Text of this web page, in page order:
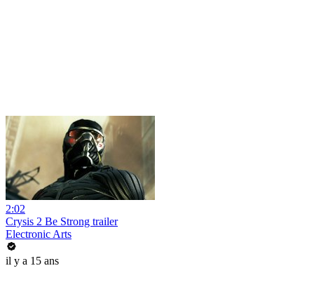
2:02
Crysis 2 Be Strong trailer
Electronic Arts
il y a 15 ans